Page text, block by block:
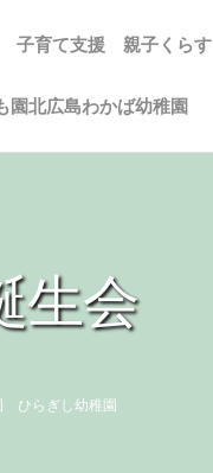
子育て支援 親子くらす
北広島わかば幼稚園
生会
ひらぎし幼稚園